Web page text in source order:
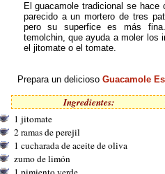
El guacamole tradicional se
parecido a un mortero de tres
pero su superfice es más
temolchin, que ayuda a moler los
el jitomate o el tomate.
Prepara un delicioso Guacamole
Ingredientes:
1 jitomate
2 ramas de perejil
1 cucharada de aceite de oliva
zumo de limón